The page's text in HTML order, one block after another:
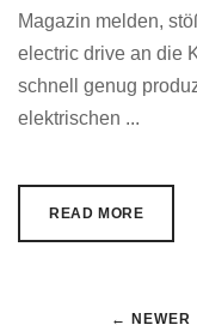
Magazin melden,
electric drive an die
schnell genug
elektrischen ...
READ MORE
← NEWER